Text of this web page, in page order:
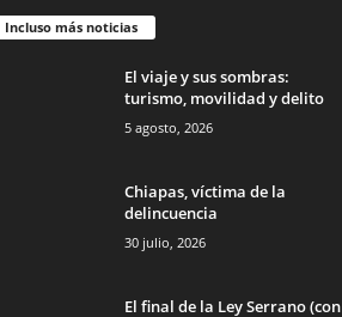
Incluso más noticias
El viaje y sus sombras:
turismo, movilidad y delito
5 agosto, 2026
Chiapas, víctima de la
delincuencia
30 julio, 2026
El final de la Ley Serrano (con